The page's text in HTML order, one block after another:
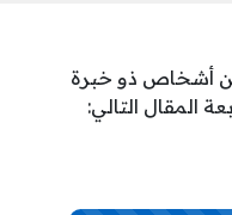
أشخاص ذو خبرة
المقال التالي: